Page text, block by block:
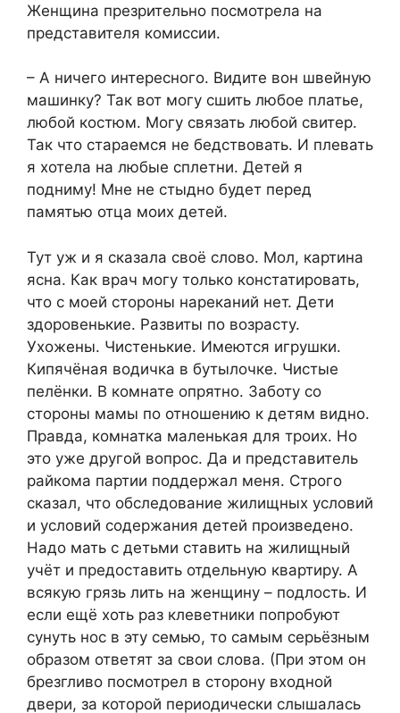
Женщина презрительно посмотрела на
представителя комиссии.
– А ничего интересного. Видите вон швейную
машинку? Так вот могу сшить любое платье,
любой костюм. Могу связать любой свитер.
Так что стараемся не бедствовать. И плевать
я хотела на любые сплетни. Детей я
подниму! Мне не стыдно будет перед
памятью отца моих детей.
Тут уж и я сказала своё слово. Мол, картина
ясна. Как врач могу только констатировать,
что с моей стороны нареканий нет. Дети
здоровенькие. Развиты по возрасту.
Ухожены. Чистенькие. Имеются игрушки.
Кипячёная водичка в бутылочке. Чистые
пелёнки. В комнате опрятно. Заботу со
стороны мамы по отношению к детям видно.
Правда, комнатка маленькая для троих. Но
это уже другой вопрос. Да и представитель
райкома партии поддержал меня. Строго
сказал, что обследование жилищных условий
и условий содержания детей произведено.
Надо мать с детьми ставить на жилищный
учёт и предоставить отдельную квартиру. А
всякую грязь лить на женщину – подлость. И
если ещё хоть раз клеветники попробуют
сунуть нос в эту семью, то самым серьёзным
образом ответят за свои слова. (При этом он
брезгливо посмотрел в сторону входной
двери, за которой периодически слышалась